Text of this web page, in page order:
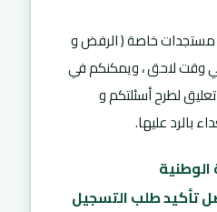
مستجدات خاصة ( الرفض و
وقت لاحق ، ويمكنكم في
لطرح أسئلتكم و
بالرد عليها.
الوطنية
تأكيد طلب التسجيل